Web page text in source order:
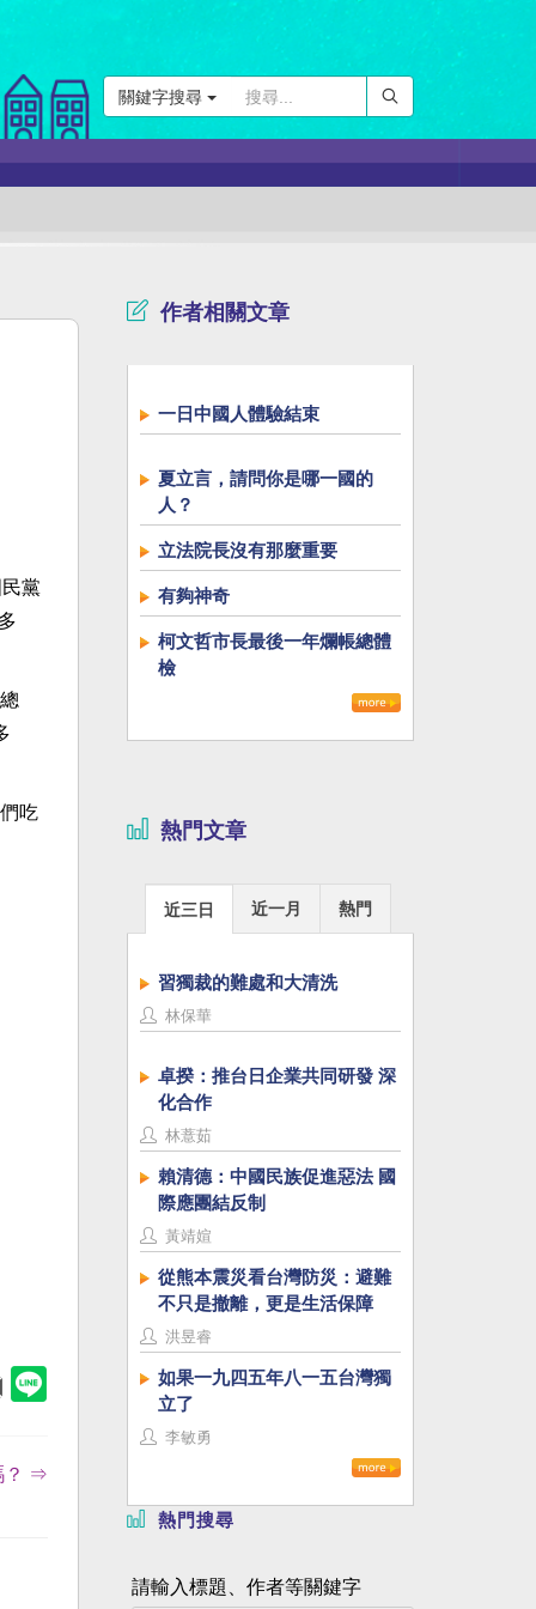
關鍵字搜尋
黨
吃
？ ⇒
作者相關文章
一日中國人體驗結束
夏立言，請問你是哪一國的
人？
立法院長沒有那麼重要
有夠神奇
柯文哲市長最後一年爛帳總體
檢
熱門文章
近三日 近一月 熱門
習獨裁的難處和大清洗
林保華
卓揆：推台日企業共同研發 深
化合作
林薏茹
賴清德：中國民族促進惡法 國
際應團結反制
黃靖媗
從熊本震災看台灣防災：避難
不只是撤離，更是生活保障
洪昱睿
如果一九四五年八一五台灣獨
立了
李敏勇
熱門搜尋
請輸入標題、作者等關鍵字